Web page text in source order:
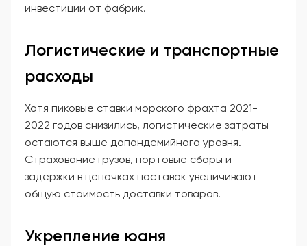
инвестиций от фабрик.
Логистические и транспортные
расходы
Хотя пиковые ставки морского фрахта 2021-
2022 годов снизились, логистические затраты
остаются выше допандемийного уровня.
Страхование грузов, портовые сборы и
задержки в цепочках поставок увеличивают
общую стоимость доставки товаров.
Укрепление юаня